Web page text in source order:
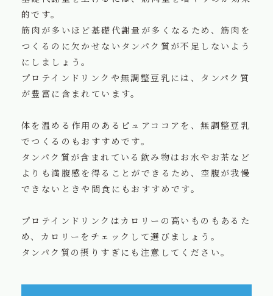
的です。
筋肉が多いほど基礎代謝量が多くなるため、筋肉を
つくるのに欠かせないタンパク質が不足しないよう
にしましょう。
プロテインドリンクや無調整豆乳には、タンパク質
が豊富に含まれています。
体を温める作用のあるピュアココアを、無調整豆乳
でつくるのもおすすめです。
タンパク質が含まれている飲み物はお水やお茶など
よりも満腹感を得ることができるため、空腹が我慢
できないときや間食にもおすすめです。
プロテインドリンクはカロリーの高いものもあるた
め、カロリーをチェックして選びましょう。
タンパク質の摂りすぎにも注意してください。